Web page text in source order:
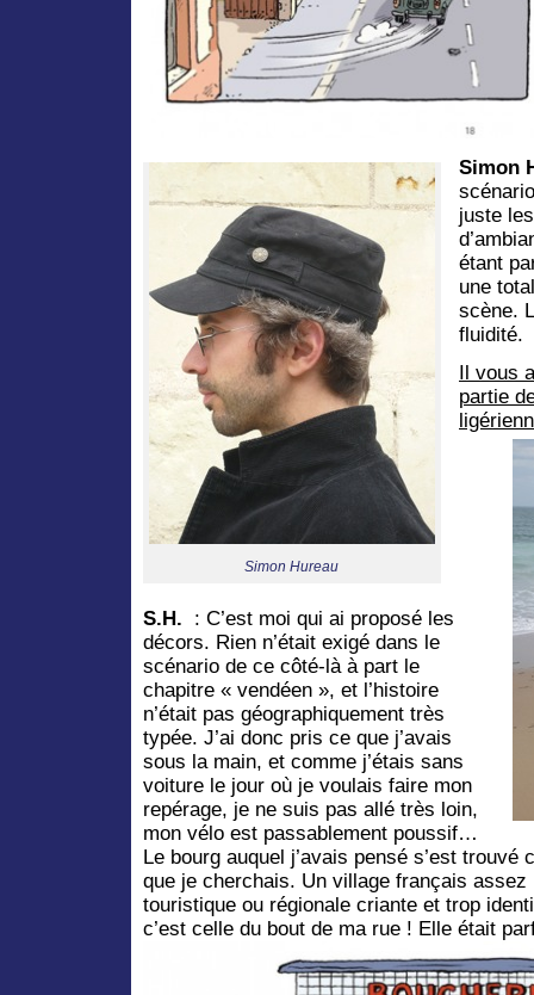
Simon Hureau
Simon
juste
étant
une
scène.
fluidité.
Il vous
partie
S.H. : C’est moi qui ai proposé les
décors. Rien n’était exigé dans le
scénario de ce côté-là à part le
chapitre « vendéen », et l’histoire
n’était pas géographiquement très
typée. J’ai donc pris ce que j’avais
sous la main, et comme j’étais sans
voiture le jour où je voulais faire mon
repérage, je ne suis pas allé très loin,
mon vélo est passablement poussif…
Le bourg auquel j’avais pensé s’est
que je cherchais. Un village français
touristique ou régionale criante et trop
c’est celle du bout de ma rue ! Elle était